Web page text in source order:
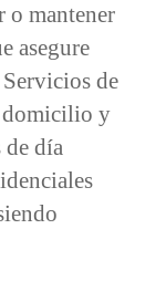
o mantener
asegure
de
domicilio y
día